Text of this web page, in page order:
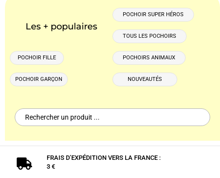
Les + populaires
POCHOIR SUPER HÉROS
TOUS LES POCHOIRS
POCHOIR FILLE
POCHOIR GARÇON
POCHOIRS ANIMAUX
NOUVEAUTÉS
Search
for:

FRAIS D’EXPÉDITION VERS LA FRANCE :
3 €